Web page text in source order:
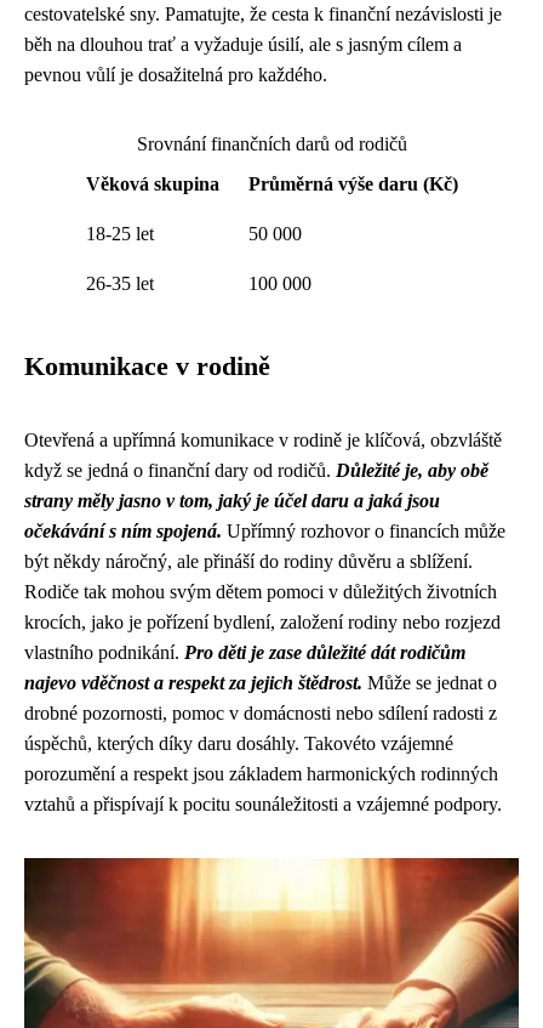
cestovatelské sny. Pamatujte, že cesta k finanční nezávislosti je
běh na dlouhou trať a vyžaduje úsilí, ale s jasným cílem a
pevnou vůlí je dosažitelná pro každého.
Srovnání finančních darů od rodičů
Věková skupina
Průměrná výše daru (Kč)
18-25 let 50 000
26-35 let 100 000
Komunikace v rodině
Otevřená a upřímná komunikace v rodině je klíčová, obzvláště
když se jedná o finanční dary od rodičů. Důležité je, aby obě
strany měly jasno v tom, jaký je účel daru a jaká jsou
očekávání s ním spojená. Upřímný rozhovor o financích může
být někdy náročný, ale přináší do rodiny důvěru a sblížení.
Rodiče tak mohou svým dětem pomoci v důležitých životních
krocích, jako je pořízení bydlení, založení rodiny nebo rozjezd
vlastního podnikání. Pro děti je zase důležité dát rodičům
najevo vděčnost a respekt za jejich štědrost. Může se jednat o
drobné pozornosti, pomoc v domácnosti nebo sdílení radosti z
úspěchů, kterých díky daru dosáhly. Takovéto vzájemné
porozumění a respekt jsou základem harmonických rodinných
vztahů a přispívají k pocitu sounáležitosti a vzájemné podpory.